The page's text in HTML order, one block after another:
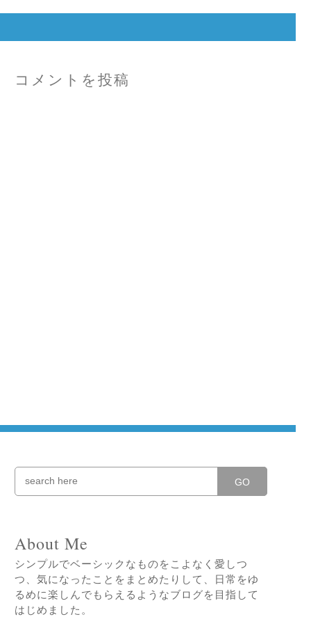
コメントを投稿
GO
About Me
シンプルでベーシックなものをこよなく愛しつ
つ、気になったことをまとめたりして、日常をゆ
るめに楽しんでもらえるようなブログを目指して
はじめました。